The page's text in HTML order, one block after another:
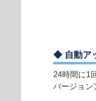
◆ 自動ア
24時間に1
バージョン